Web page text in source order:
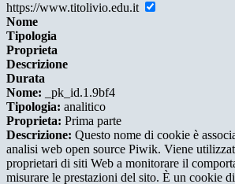
https://www.titolivio.edu.it
Nome
Tipologia
Proprieta
Descrizione
Durata
Nome: _pk_id.1.9bf4
Tipologia: analitico
Proprieta: Prima parte
Descrizione: Questo nome di cookie è
analisi web open source Piwik. Viene
proprietari di siti Web a monitorare il
misurare le prestazioni del sito. È un cookie